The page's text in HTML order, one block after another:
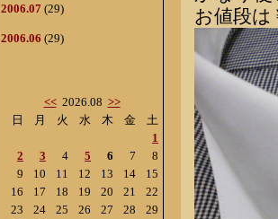
2006.07 (29)
2006.06 (29)
<<2026.08 >>
日
2
9
16
23
月
3
10
17
24
火
4
11
18
25
水
5
12
19
26
木
6
13
20
27
金
7
14
21
28
土
1
8
15
22
29
お値段は